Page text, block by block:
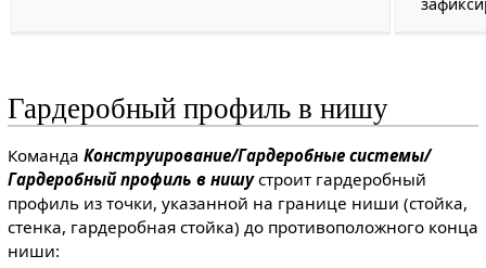
Гардеробный профиль в нишу
Команда Конструирование/Гардеробные системы/
Гардеробный профиль в нишустроит гардеробный
профиль из точки, указанной на границе ниши (стойка,
стенка, гардеробная стойка) до противоположного конца
ниши: